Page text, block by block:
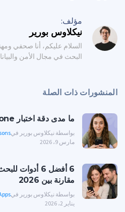
مؤلف:
نيكلاوس بورير
السلام عليكم، أنا صحفي
البحث في مجال الأمن
المنشورات ذات الصلة
ما مدى دقة اختبار Find My iPhone؟ اختبار في...
بواسطة نيكلاوس بورير في
مارس 9، 2026
مقارنة بين 2026
بواسطة نيكلاوس بورير في
يناير 2، 2026